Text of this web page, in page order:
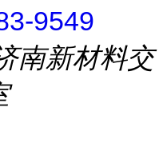
9549
南新材料交